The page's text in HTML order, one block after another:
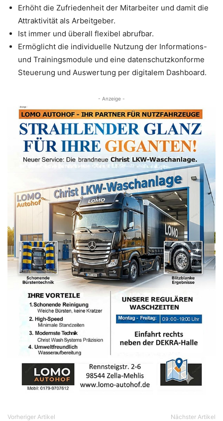
Erhöht die Zufriedenheit der Mitarbeiter und damit die
Attraktivität als Arbeitgeber.
Ist immer und überall flexibel abrufbar.
Ermöglicht die individuelle Nutzung der Informations-
und Trainingsmodule und eine datenschutzkonforme
Steuerung und Auswertung per digitalem Dashboard.
- Anzeige -
Vorheriger Artikel Nächster Artikel